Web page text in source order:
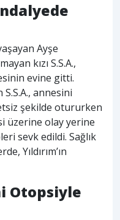
Ayşe
kızı S.S.A.,
evine gitti.
annesini
şekilde otururken
üzerine olay yerine
sevk edildi. Sağlık
Yıldırım’ın
Otopsiyle